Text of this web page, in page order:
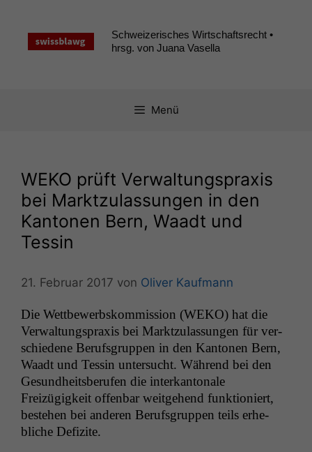
springen
Schweizerisches Wirtschaftsrecht •
hrsg. von Juana Vasella
Menü
WEKO prüft Verwaltungspraxis
bei Marktzulassungen in den
Kantonen Bern, Waadt und
Tessin
21. Februar 2017 von Oliver Kaufmann
Die Wet­tbe­werb­skom­mis­sion (WEKO) hat die
Ver­wal­tung­sprax­is bei Mark­tzu­las­sun­gen für ver­
schiedene Beruf­s­grup­pen in den Kan­to­nen Bern,
Waadt und Tessin unter­sucht. Während bei den
Gesund­heits­berufen die interkan­tonale
Freizügigkeit offen­bar weit­ge­hend funk­tion­iert,
beste­hen bei anderen Beruf­s­grup­pen teils erhe­
bliche Defizite.